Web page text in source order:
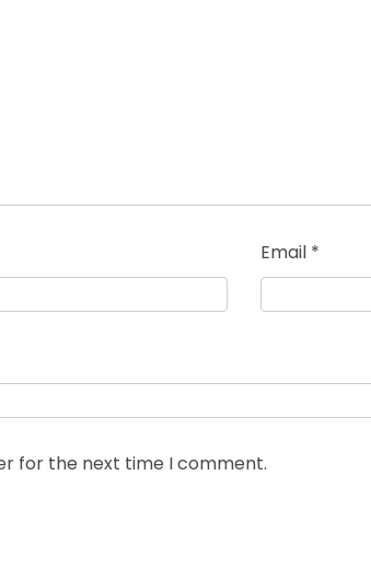
Email *
for the next time I comment.